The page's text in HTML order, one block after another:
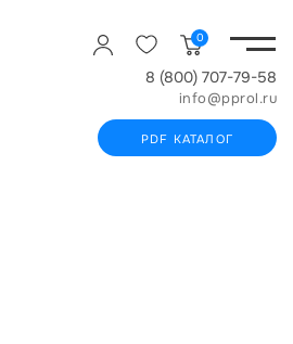
0
8 (800) 707-79-58
info@pprol.ru
PDF КАТАЛОГ